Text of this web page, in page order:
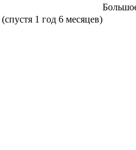
(спустя 1 год 6 месяцев)